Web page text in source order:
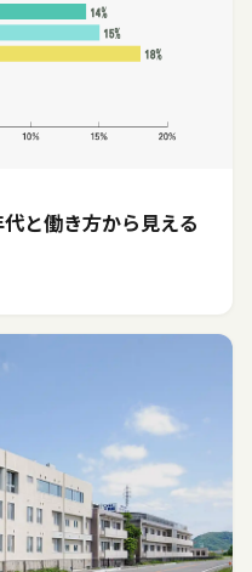
と働き方から見える